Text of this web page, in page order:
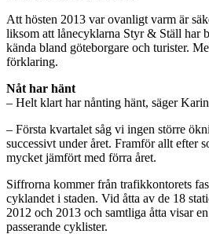
Att hösten 2013 var ovanligt varm är
liksom att lånecyklarna Styr & Ställ har
kända bland göteborgare och turister.
förklaring.
Nåt har hänt
– Helt klart har nånting hänt, säger
– Första kvartalet såg vi ingen större
successivt under året. Framför allt efter
mycket jämfört med förra året.
Siffrorna kommer från trafikkontorets
cyklandet i staden. Vid åtta av de 18
2012 och 2013 och samtliga åtta visar
passerande cyklister.